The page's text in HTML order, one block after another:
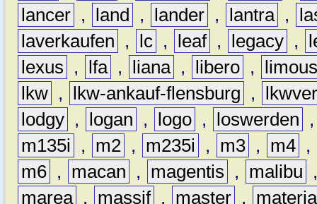
lancer , land , lander , lantra ,
laverkaufen
, lc , leaf , legacy ,
lexus
, lfa , liana , libero ,
lkw , lkw-ankauf-flensburg ,
lodgy , logan , logo , loswerden
m135i
, m2 , m235i , m3 , m4 ,
m6 , macan , magentis , malibu
marea , massif , master , materia